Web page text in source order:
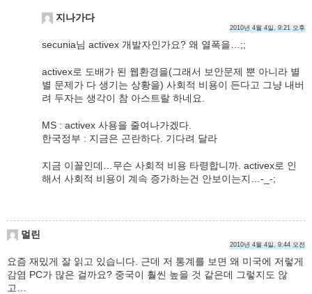
지나가다
2010년 4월 4일, 9:21 오후
secunia님 activex 개발자인가요? 왜 열폭을…;;
activex로 도배가 된 웹환경을(그래서 보안문제 뿐 아니라 별
별 문제가 다 생기는 상황을) 사회적 비용이 든다고 그냥 내버
려 두자는 생각이 참 아스트랄 하네요.
MS : activex 사용을 줄여나가겠다.
한국정부 : 지금은 곤란하다. 기다려 달라
지금 이꼴인데…무슨 사회적 비용 타령합니까. activex로 인
해서 사회적 비용이 계속 증가하는건 안보이는지…-_-;
멀린
2010년 4월 4일, 9:44 오전
요즘 재밌게 잘 읽고 있습니다. 근데 저 통계를 보면 왜 미국에 저렇게
감염 PC가 많은 걸까요? 중국이 훨씬 높을 것 같은데 그렇지도 않
고…